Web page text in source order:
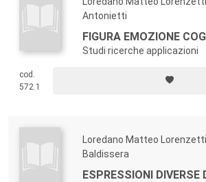
Antonietti
FIGURA EMOZIONE
Studi ricerche applicazioni
cod.
572.1
Loredano Matteo
Baldissera
ESPRESSIONI DIVERSE